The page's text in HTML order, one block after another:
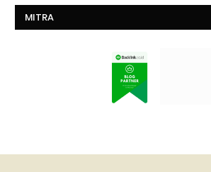
MITRA